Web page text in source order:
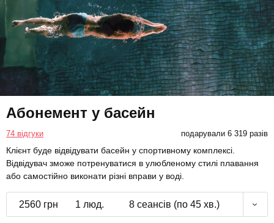
Абонемент у басейн
74 відгуки подарували 6 319 разів
Клієнт буде відвідувати басейн у спортивному комплексі.
Відвідувач зможе потренуватися в улюбленому стилі плавання
або самостійно виконати різні вправи у воді.
2560 грн 1 люд. 8 сеансів (по 45 хв.)